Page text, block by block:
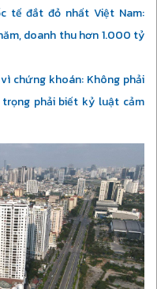
tế đắt đỏ nhất Việt Nam:
doanh thu hơn 1.000 tỷ
chứng khoán: Không phải
phải biết kỷ luật cảm